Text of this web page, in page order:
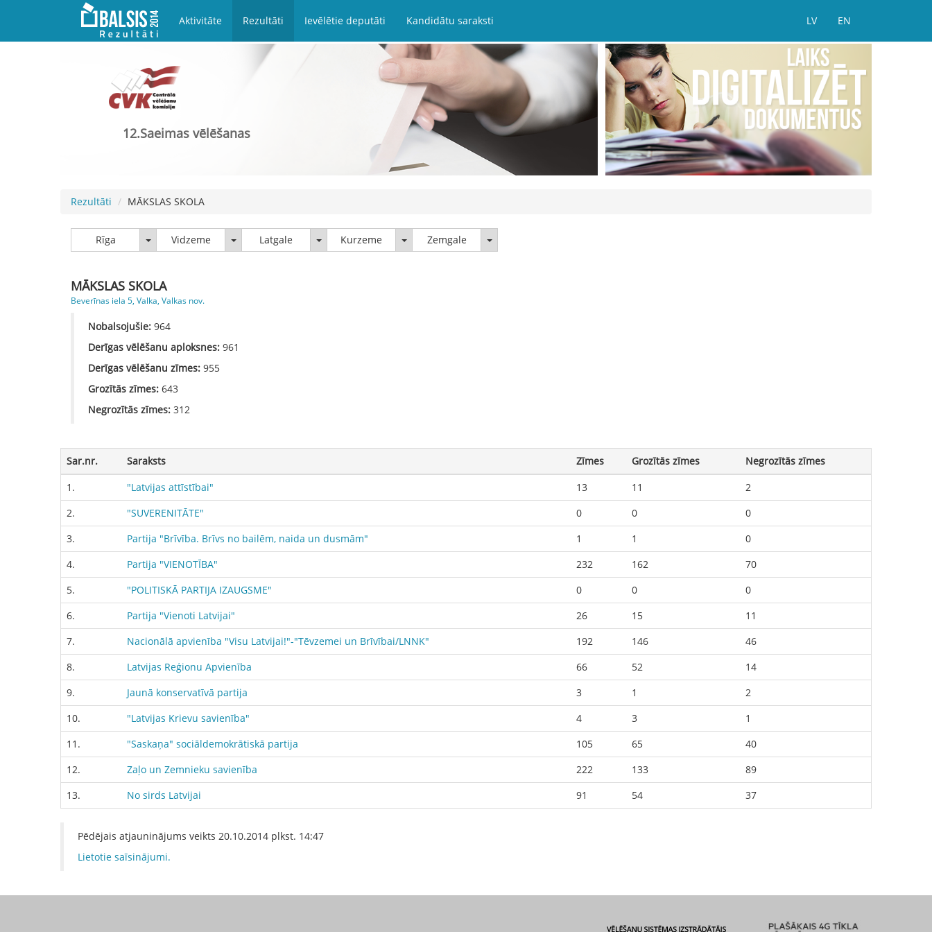
Aktivitāte Rezultāti Ievēlētie deputāti Kandidātu saraksti LV EN
12.Saeimas vēlēšanas
Rezultāti MĀKSLAS SKOLA
Rīga Rīga Vidzeme VidzemeLatgale LatgaleKurzeme KurzemeZemgale Zemgale
MĀKSLAS SKOLA
Beverīnas iela 5, Valka, Valkas nov.
Nobalsojušie: 964
Derīgas vēlēšanu aploksnes: 961
Derīgas vēlēšanu zīmes: 955
Grozītās zīmes: 643
Negrozītās zīmes: 312
Sar.nr. Saraksts Zīmes Grozītās zīmes
Negrozītās zīmes
1.
"Latvijas attīstībai" 13 11
2
2.
"SUVERENITĀTE" 0 0
0
3.
Partija "Brīvība. Brīvs no bailēm, naida un dusmām" 1 1
0
4.
Partija "VIENOTĪBA" 232 162
70
5.
"POLITISKĀ PARTIJA IZAUGSME" 0 0
0
6.
Partija "Vienoti Latvijai" 26 15
11
7.
Nacionālā apvienība "Visu Latvijai!"-"Tēvzemei un Brīvībai/LNNK" 192 146
46
8.
Latvijas Reģionu Apvienība 66 52
14
9.
Jaunā konservatīvā partija 3 1
2
10.
"Latvijas Krievu savienība" 4 3
1
11.
"Saskaņa" sociāldemokrātiskā partija 105 65
40
12.
Zaļo un Zemnieku savienība 222 133
89
13.
No sirds Latvijai 91 54 37
Pēdējais atjauninājums veikts 20.10.2014 plkst. 14:47
Lietotie saīsinājumi.